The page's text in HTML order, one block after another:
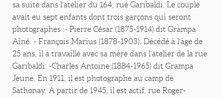
sa suite dans l’atelier du 164, rue Garibaldi. Le couple
avait eu sept enfants dont trois garçons qui seront
photographes :- Pierre César (1875-1914) dit Grampa
Aîné. - François Marius (1878-1903). Décédé à l’âge de
25 ans, il a travaillé avec sa mère dans l’atelier de la rue
Garibaldi. -Charles Antoine (1884-1965) dit Grampa
Jeune. En 1911, il est photographe au camp de
Sathonay. A partir de 1945, il est actif, rue Roger-